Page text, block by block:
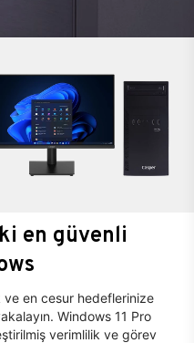
en güvenli
en cesur hedeflerinize
Windows 11 Pro
verimlilik ve görev